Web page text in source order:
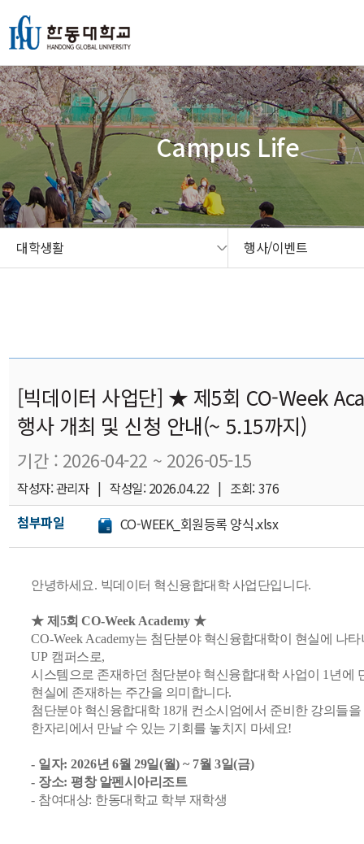
Campus Life
대학생활 행사/이벤트
[빅데이터 사업단] ★ 제5회 CO-Week
행사 개최 및 신청 안내(~ 5.15까지)
기간 : 2026-04-22 ~ 2026-05-15
작성자: 관리자 | 작성일: 2026.04.22 | 조회: 376
첨부파일 CO-WEEK_회원등록 양식.xlsx
안녕하세요. 빅데이터 혁신융합대학 사업단입니다.
★제5회CO-Week Academy★
CO-Week Academy는 첨단분야 혁신융합대학이 현실에 나
UP 캠퍼스로,
시스템으로 존재하던 첨단분야 혁신융합대학 사업이 1 년에
현실에 존재하는 주간을 의미합니다.
첨단분야 혁신융합대학 18개 컨소시엄에서 준비한 강의들을
한자리에서 만날 수 있는 기회를 놓치지 마세요!
- 일자: 2026년6월 29일(월) ~ 7월 3일(금)
- 장소: 평창 알펜시아리조트
- 참여대상: 한동대학교 학부 재학생